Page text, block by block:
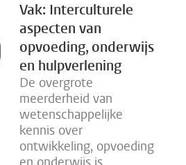
Vak: Interculturele
aspecten van
opvoeding, onderwijs
en hulpverlening
De overgrote
meerderheid van
wetenschappelijke
kennis over
ontwikkeling, opvoeding